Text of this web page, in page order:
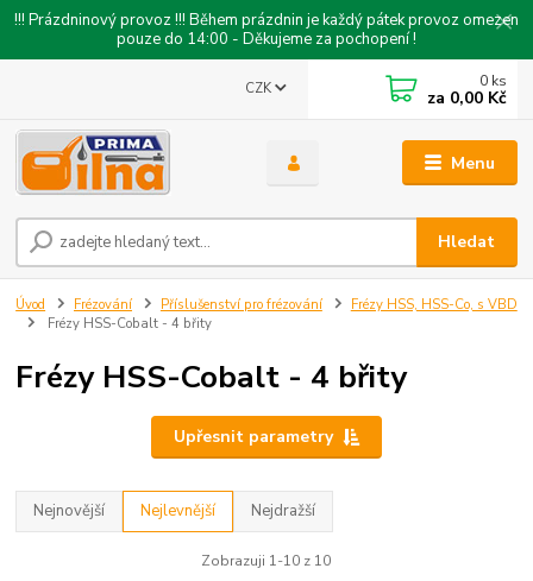
!!! Prázdninový provoz !!! Během prázdnin je každý pátek provoz omezen
pouze do 14:00 - Děkujeme za pochopení !
Menu
CZK
Hledat
0 ks
za 0,00 Kč
Úvod Frézování Příslušenství pro frézování
Frézy HSS, HSS-Co, s VBD
Frézy HSS-Cobalt - 4 břity
Frézy HSS-Cobalt - 4 břity
Upřesnit parametry
Nejnovější Nejlevnější Nejdražší
Zobrazuji 1-10 z 10